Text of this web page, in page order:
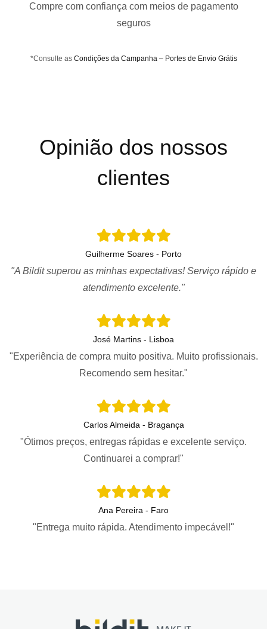
Compre com confiança com meios de pagamento
seguros
*Consulte as Condições da Campanha – Portes de Envio Grátis
Opinião dos nossos
clientes
Guilherme Soares - Porto
"A Bildit superou as minhas expectativas! Serviço rápido e
atendimento excelente."
José Martins - Lisboa
"Experiência de compra muito positiva. Muito profissionais.
Recomendo sem hesitar."
Carlos Almeida - Bragança
"Ótimos preços, entregas rápidas e excelente serviço.
Continuarei a comprar!"
Ana Pereira - Faro
"Entrega muito rápida. Atendimento impecável!"